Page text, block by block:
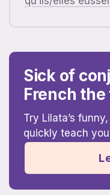
Sick of
French
Try Lilata’s
quickly teach